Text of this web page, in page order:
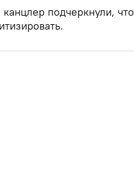
подчеркнули, что